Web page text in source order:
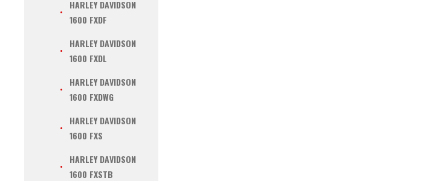
HARLEY DAVIDSON
1600 FXDF
HARLEY DAVIDSON
1600 FXDL
HARLEY DAVIDSON
1600 FXDWG
HARLEY DAVIDSON
1600 FXS
HARLEY DAVIDSON
1600 FXSTB